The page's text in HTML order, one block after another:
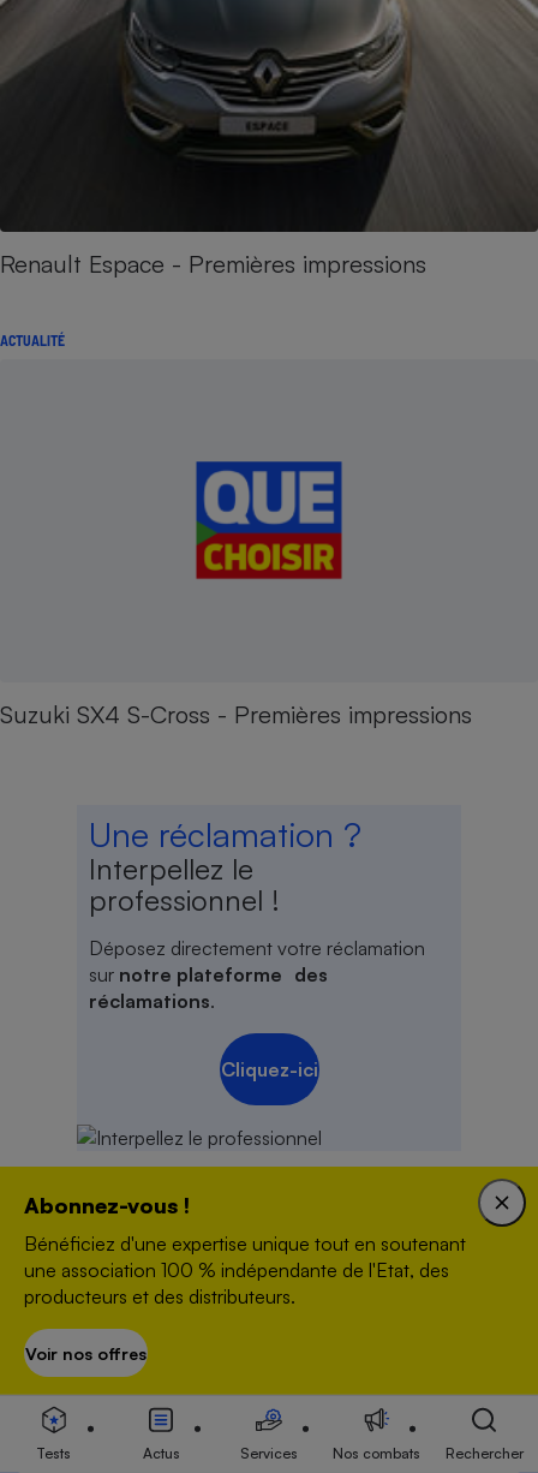
Renault Espace - Premières impressions
ACTUALITÉ
Suzuki SX4 S-Cross - Premières impressions
Une réclamation ?
Interpellez le
professionnel !
Déposez directement votre réclamation
sur notre plateforme des
réclamations.
Cliquez-ici
Newsletter
Recevez gratuitement notre newsletter
hebdomadaire ! Actus, tests, enquêtes réalisés
par des experts.
Adresse mail
Abonnez-vous !
Bénéficiez d'une expertise unique tout en soutenant
une association 100 % indépendante de l'Etat, des
producteurs et des distributeurs.
Voir nos offres
Tests Actus Services Nos combats Rechercher